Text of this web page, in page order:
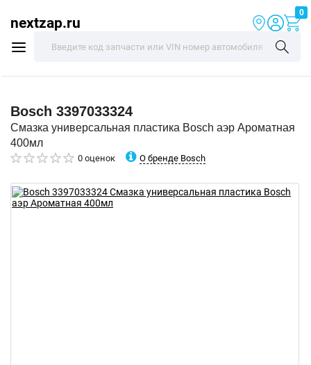
nextzap.ru
0
Bosch 3397033324
Смазка универсальная пластика Bosch аэр Ароматная
400мл
0 оценок О бренде Bosch